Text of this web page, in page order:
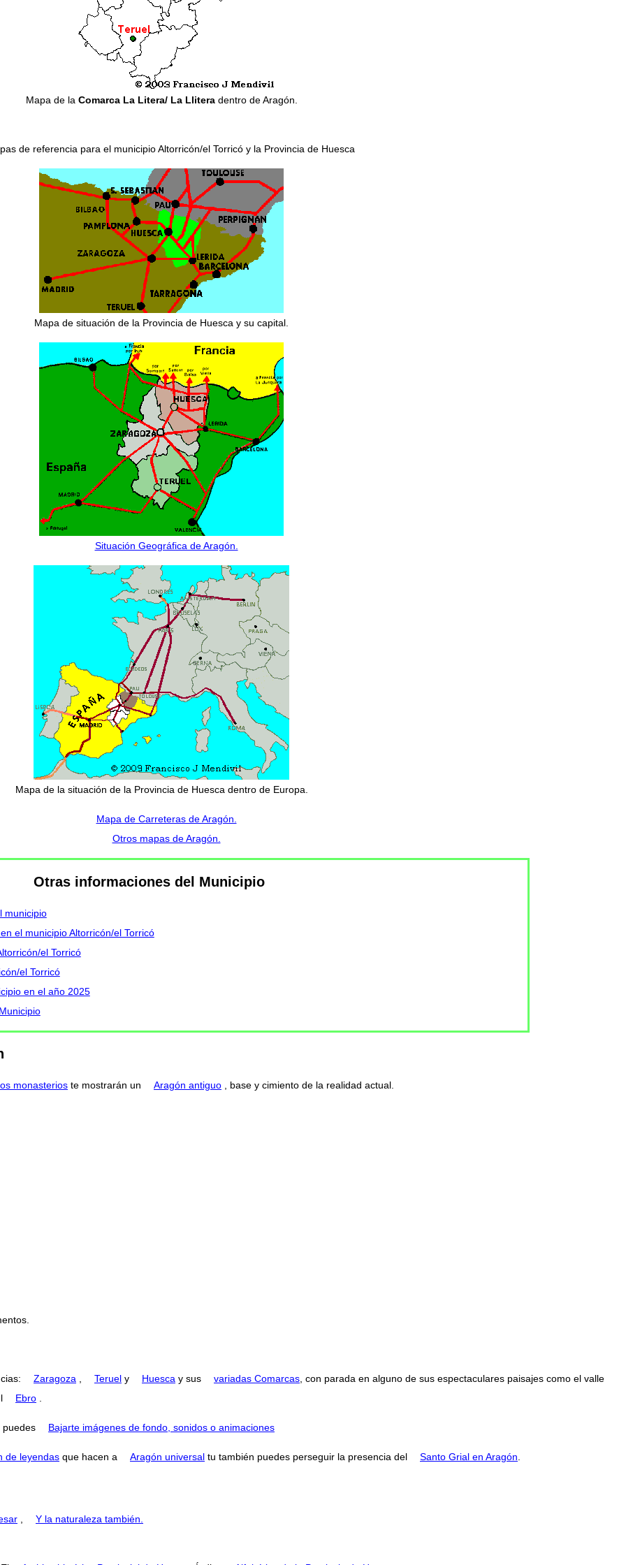
Mapa de la Comarca La Litera/ La Lliteradentro de Aragón.
de referencia para el municipio Altorricón/el Torricó y la Provincia de Huesca
Mapa de situación de la Provincia de Huesca y su capital.
Situación Geográfica de Aragón.
Mapa de la situación de la Provincia de Huesca dentro de Europa.
Mapa de Carreteras de Aragón.
Otros mapas de Aragón.
Otras informaciones del Municipio
municipio
el municipio Altorricón/el Torricó
el Torricó
el Torricó
en el año 2025
monasterios te mostrarán un Aragón antiguo , base y cimiento de la realidad actual.
Zaragoza Teruel y Huesca y sus variadas Comarcas , con parada en alguno de sus espectaculares paisajes como el valle
Ebro
puedes Bajarte imágenes de fondo, sonidos o animaciones
de leyendas que hacen a Aragón universal tu también puedes perseguir la presencia del Santo Grial en Aragón
Y la naturaleza también.